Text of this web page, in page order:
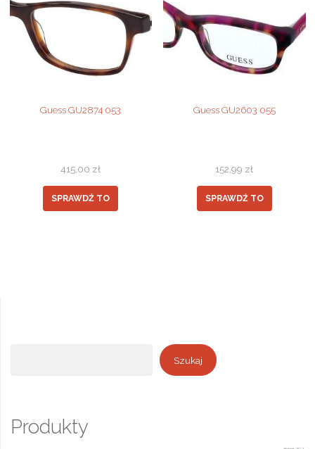
Guess GU2874 053
415,00 zł
SPRAWDŹ TO
Guess GU2603 055
152,99 zł
SPRAWDŹ TO
Szukaj
Produkty